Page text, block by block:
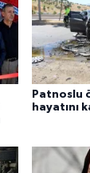
Patnoslu
hayatını